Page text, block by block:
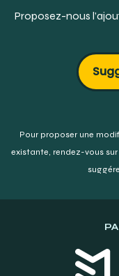
Proposez-nous
Pour proposer une
existante, rendez-vous